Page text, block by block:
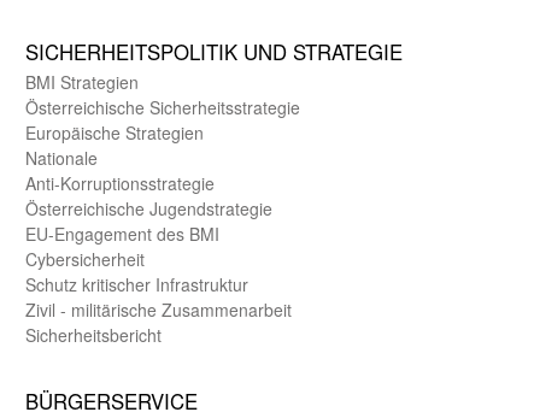
SICHER­HEITS­POLITIK UND STRATEGIE
BMI Strategien
Öster­reichische Sicherheits­strategie
Europäische Strategien
Nationale
Anti-Korruptions­strategie
Öster­reichische Jugend­strategie
EU-Engagement des BMI
Cybersicherheit
Schutz kritischer Infra­struktur
Zivil - militärische Zusammen­arbeit
Sicherheits­bericht
BÜRGER­SERVICE